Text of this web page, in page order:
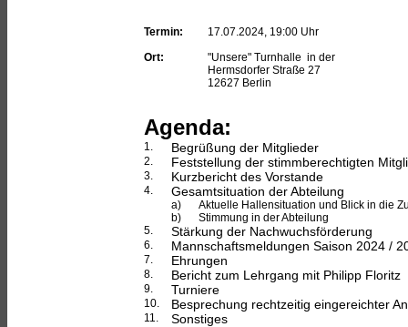
Termin:
17.07.2024, 19:00 Uhr
Ort:
"Unsere" Turnhalle in der
Hermsdorfer Straße 27
12627 Berlin
Agenda:
1. Begrüßung der Mitglieder
2. Feststellung der stimmberechtigten
3. Kurzbericht des Vorstande
4. Gesamtsituation der Abteilung
a)
Aktuelle Hallensituation und Blick in die
b)
Stimmung in der Abteilung
5.
Stärkung der Nachwuchsförderung
6. Mannschaftsmeldungen Saison 2024 /
7. Ehrungen
8. Bericht zum Lehrgang mit Philipp Floritz
9. Turniere
10. Besprechung rechtzeitig eingereichter
11. Sonstiges